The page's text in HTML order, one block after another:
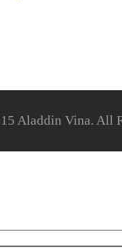
Aladdin Vina. All